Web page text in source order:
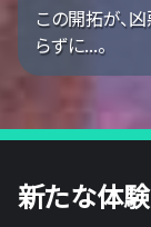
この開拓が、
らずに...。
新たな体験